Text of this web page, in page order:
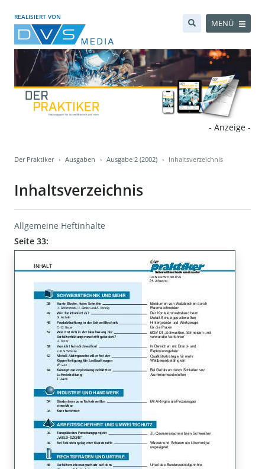
REALISIERT VON
MENÜ
- Anzeige -
Der Praktiker Ausgaben Ausgabe 2 (2002) Inhaltsverzeichnis
Inhaltsverzeichnis
Allgemeine Heftinhalte
Seite 33: